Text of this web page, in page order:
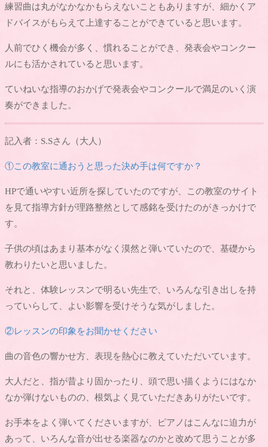
練習曲は丸がなかなかもらえないこともありますが、細かくア
ドバイスがもらえて上達することができていると思います。
人前でひく機会が多く、慣れることができ、発表会やコンクー
ルにも活かされていると思います。
ていねいな指導のおかげで発表会やコンクールで満足のいく演
奏ができました。
記入者：S.Sさん（大人）
①この教室に通おうと思った決め手は何ですか？
HPで通いやすい近所を探していたのですが、この教室のサイト
を見て指導方針が理路整然として感銘を受けたのがきっかけで
す。
子供の頃はあまり基本がなく漠然と弾いていたので、基礎から
教わりたいと思いました。
それと、体験レッスンで明るい先生で、いろんな引き出しを持
っていらして、よい影響を受けそうな気がしました。
②レッスンの印象をお聞かせください
曲の音色の響かせ方、表現を熱心に教えていただいています。
大人だと、指が昔より固かったり、頭で思い描くようにはなか
なか弾けないものの、根気よく見ていただきありがたいです。
お手本をよく弾いてくださいますが、ピアノはこんなに迫力が
あって、いろんな音が出せる楽器なのかと改めて思うことが多